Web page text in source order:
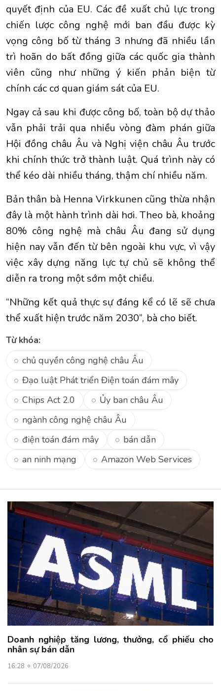
quyết định của EU. Các đề xuất chủ lực trong
chiến lược công nghệ mới ban đầu được kỳ
vọng công bố từ tháng 3 nhưng đã nhiều lần
trì hoãn do bất đồng giữa các quốc gia thành
viên cũng như những ý kiến phản biện từ
chính các cơ quan giám sát của EU.
Ngay cả sau khi được công bố, toàn bộ dự thảo
vẫn phải trải qua nhiều vòng đàm phán giữa
Hội đồng châu Âu và Nghị viện châu Âu trước
khi chính thức trở thành luật. Quá trình này có
thể kéo dài nhiều tháng, thậm chí nhiều năm.
Bản thân bà Henna Virkkunen cũng thừa nhận
đây là một hành trình dài hơi. Theo bà, khoảng
80% công nghệ mà châu Âu đang sử dụng
hiện nay vẫn đến từ bên ngoài khu vực, vì vậy
việc xây dựng năng lực tự chủ sẽ không thể
diễn ra trong một sớm một chiều.
“Những kết quả thực sự đáng kể có lẽ sẽ chưa
thể xuất hiện trước năm 2030”, bà cho biết.
Từ khóa:
chủ quyền công nghệ châu Âu
Đạo luật Phát triển Điện toán đám mây
Chips Act 2.0
Ủy ban châu Âu
ngành công nghệ châu Âu
điện toán đám mây
bán dẫn
an ninh mạng
Amazon Web Services
Doanh nghiệp tăng lương, thưởng, cổ phiếu cho
nhân sự bán dẫn
16:28 07/08/2026